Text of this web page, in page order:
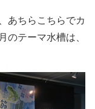
あちらこちらでカ
のテーマ水槽は、